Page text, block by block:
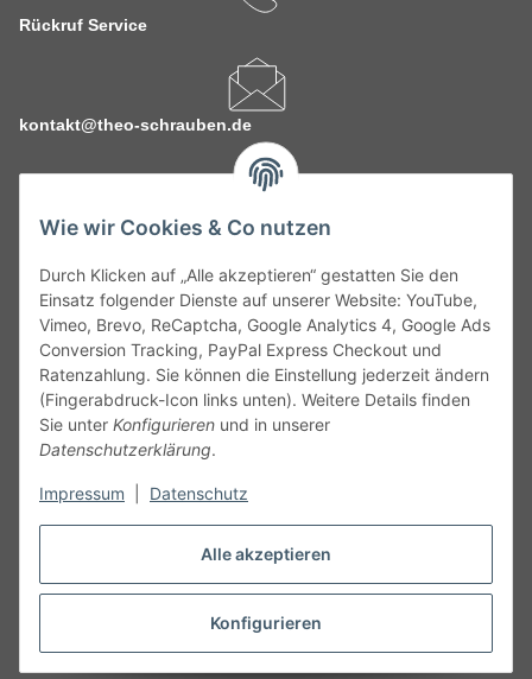
Alle akzeptieren
Konfigurieren
Wie wir Cookies & Co nutzen
Durch Klicken auf „Alle akzeptieren“ gestatten Sie den
Einsatz folgender Dienste auf unserer Website: YouTube,
Vimeo, Brevo, ReCaptcha, Google Analytics 4, Google Ads
Conversion Tracking, PayPal Express Checkout und
Ratenzahlung. Sie können die Einstellung jederzeit ändern
(Fingerabdruck-Icon links unten). Weitere Details finden
Sie unter Konfigurieren und in unserer
Datenschutzerklärung.
Impressum Datenschutz
Rückruf Service
kontakt@theo-schrauben.de
Service
Gesetzliche Informationen
Alle technischen Angaben ohne Gewähr. Irrtümer und fehlerhafte
Angaben vorbehalten. Wenn Sie Datenblätter oder spezielle
unseren Kundenservice. Abbildungen der Artikel können
Vertrag widerrufen